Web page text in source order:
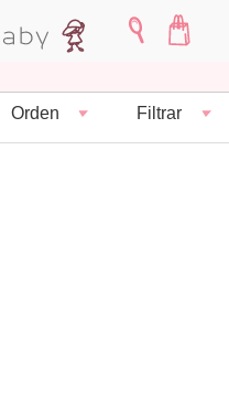
Orden Filtrar